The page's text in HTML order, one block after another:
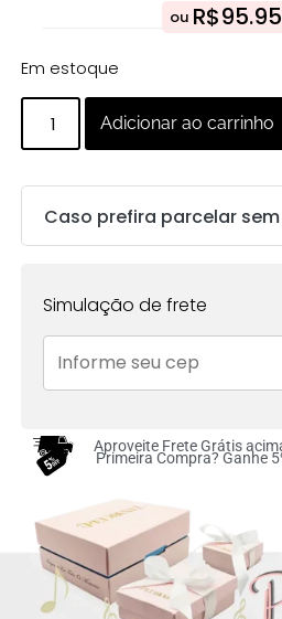
ou R$95.95
Em estoque
Adicionar ao carrinho
Caso prefira parcelar
1x deR$101.00sem
juros no cartão
juros no cartão
Simulação de frete
Aproveite Frete Grátis
Primeira Compra? Ganhe